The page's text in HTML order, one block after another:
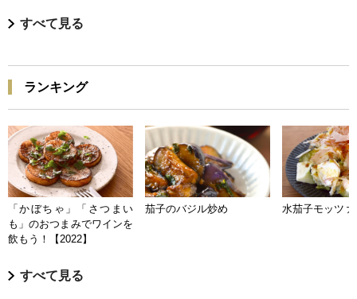
すべて見る
ランキング
「かぼちゃ」「さつまい
も」のおつまみでワインを
飲もう！【2022】
茄子のバジル炒め 水茄子モッツァ
すべて見る